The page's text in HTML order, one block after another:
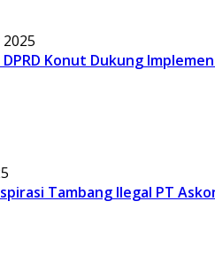
DPRD Konut Dukung
Tambang Ilegal PT